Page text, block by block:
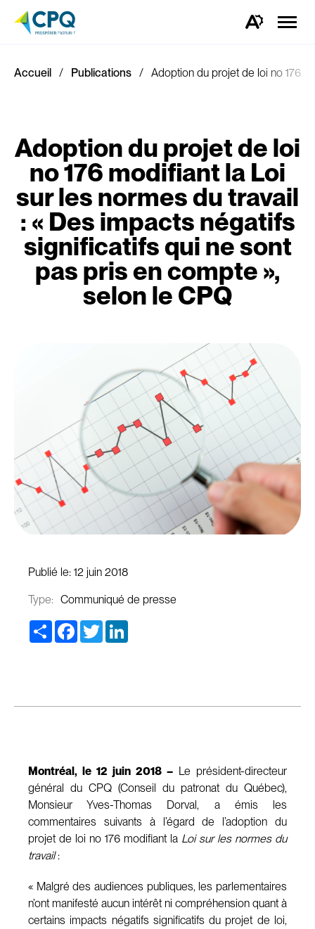
Ouvrez
d'accessibilité.
la
Accueil Publications Adoption du projet de loi no 176
Adoption du projet de loi
no 176 modifiant la Loi
sur les normes du travail
: « Des impacts négatifs
significatifs qui ne sont
pas pris en compte »,
selon le CPQ
Publié le: 12 juin 2018
Type: Communiqué de presse
Share Facebook
Twitter
Montréal, le 12 juin 2018 – Le président-directeur
général du CPQ (Conseil du patronat du Québec),
Monsieur Yves-Thomas Dorval, a émis les
commentaires suivants à l’égard de l’adoption du
projet de loi no 176 modifiant la Loi sur les normes du
travail:
« Malgré des audiences publiques, les parlementaires
n’ont manifesté aucun intérêt ni compréhension quant à
certains impacts négatifs significatifs du projet de loi,